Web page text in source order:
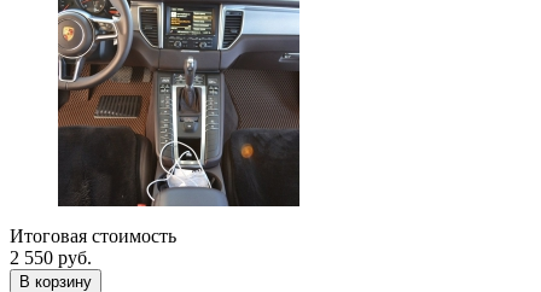
Итоговая стоимость
2 550 руб.
В корзину